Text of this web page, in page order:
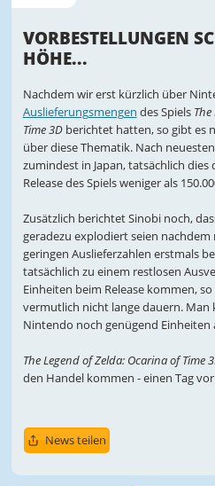
VORBESTELLUNGEN
HÖHE...
Nachdem wir erst kürzlich über
Auslieferungsmengen des Spiels
Time 3Dberichtet hatten, so gibt es
über diese Thematik. Nach
zumindest in Japan, tatsächlich
Release des Spiels weniger als
Zusätzlich berichtet Sinobi noch,
geradezu explodiert seien
geringen Auslieferzahlen erstmals
tatsächlich zu einem restlosen
Einheiten beim Release kommen,
vermutlich nicht lange dauern. Man
Nintendo noch genügend Einheiten
The Legend of Zelda: Ocarina of Time
den Handel kommen - einen Tag
News teilen